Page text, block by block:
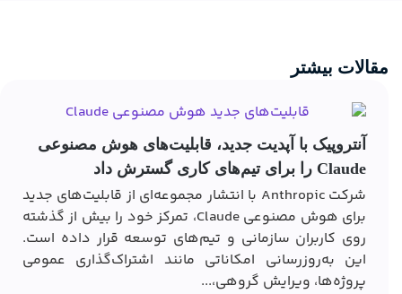
مقالات بیشتر
آنتروپیک با آپدیت جدید، قابلیت‌های هوش مصنوعی
Claude را برای تیم‌های کاری گسترش داد
شرکت Anthropic با انتشار مجموعه‌ای از قابلیت‌های جدید
برای هوش مصنوعی Claude، تمرکز خود را بیش از گذشته
روی کاربران سازمانی و تیم‌های توسعه قرار داده است.
این به‌روزرسانی امکاناتی مانند اشتراک‌گذاری عمومی
پروژه‌ها، ویرایش گروهی،...